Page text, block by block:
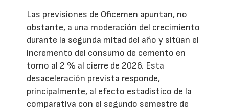
Las previsiones de Oficemen apuntan, no
obstante, a una moderación del crecimiento
durante la segunda mitad del año y sitúan el
incremento del consumo de cemento en
torno al 2 % al cierre de 2026. Esta
desaceleración prevista responde,
principalmente, al efecto estadístico de la
comparativa con el segundo semestre de